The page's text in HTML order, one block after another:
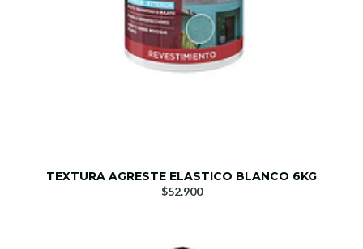
TEXTURA AGRESTE ELASTICO BLANCO 6KG
$52.900